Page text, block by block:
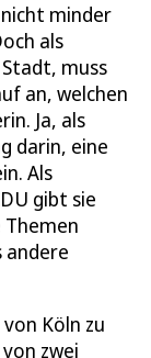
minder
als
muss
an, welchen
Ja, als
darin, eine
Als
gibt sie
Themen
andere
Köln zu
zwei